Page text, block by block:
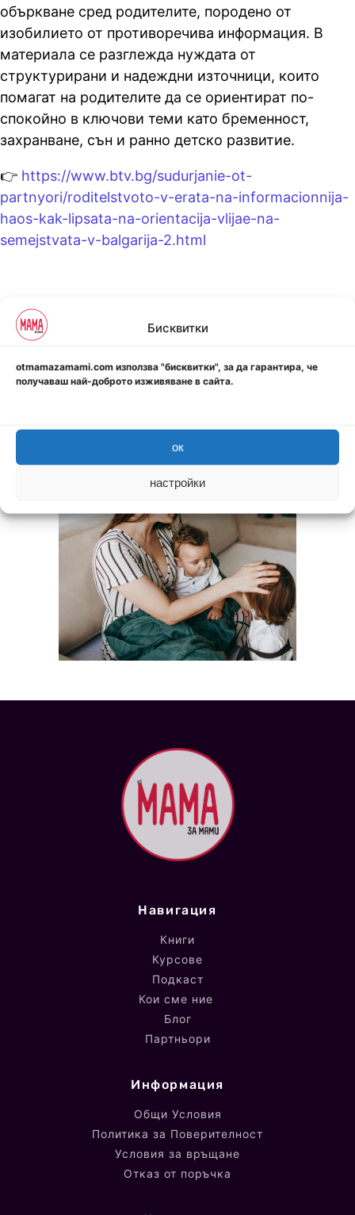
Бисквитки
otmamazamami.com използва "бисквитки", за да гарантира, че
получаваш най-доброто изживяване в сайта.
ок
настройки
объркване сред родителите, породено от
изобилието от противоречива информация. В
материала се разглежда нуждата от
структурирани и надеждни източници, които
помагат на родителите да се ориентират по-
спокойно в ключови теми като бременност,
захранване, сън и ранно детско развитие.
👉 https://www.btv.bg/sudurjanie-ot-
partnyori/roditelstvoto-v-erata-na-informacionnija-
haos-kak-lipsata-na-orientacija-vlijae-na-
semejstvata-v-balgarija-2.html
Виж как да подпомогнеш за развитието на
твоето дете:
https://otmamazamami.com/komplekti/
[yarpp]
Навигация
Книги
Курсове
Подкаст
Кои сме ние
Блог
Партньори
Информация
Общи Условия
Политика за Поверителност
Условия за връщане
Отказ от поръчка